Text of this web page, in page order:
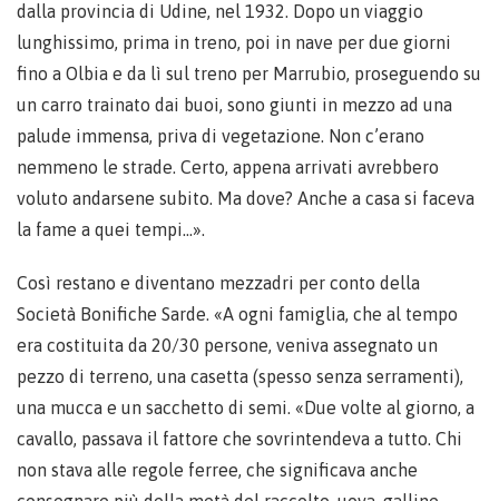
dalla provincia di Udine, nel 1932. Dopo un viaggio
lunghissimo, prima in treno, poi in nave per due giorni
fino a Olbia e da lì sul treno per Marrubio, proseguendo su
un carro trainato dai buoi, sono giunti in mezzo ad una
palude immensa, priva di vegetazione. Non c’erano
nemmeno le strade. Certo, appena arrivati avrebbero
voluto andarsene subito. Ma dove? Anche a casa si faceva
la fame a quei tempi…».
Così restano e diventano mezzadri per conto della
Società Bonifiche Sarde. «A ogni famiglia, che al tempo
era costituita da 20/30 persone, veniva assegnato un
pezzo di terreno, una casetta (spesso senza serramenti),
una mucca e un sacchetto di semi. «Due volte al giorno, a
cavallo, passava il fattore che sovrintendeva a tutto. Chi
non stava alle regole ferree, che significava anche